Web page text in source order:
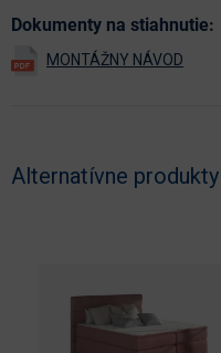
Dokumenty na stiahnutie:
Alternatívne produkty